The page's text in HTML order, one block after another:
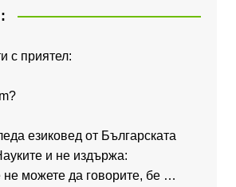
с приятел:
езиковед от Българската
и не издържа:
можете да говорите, бе …